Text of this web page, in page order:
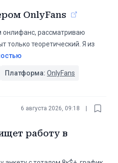
OnlyFans
онлифанс, рассматриваю
только теоретический. Я из
Платформа: OnlyFans
6 августа 2026, 09:18
работу в